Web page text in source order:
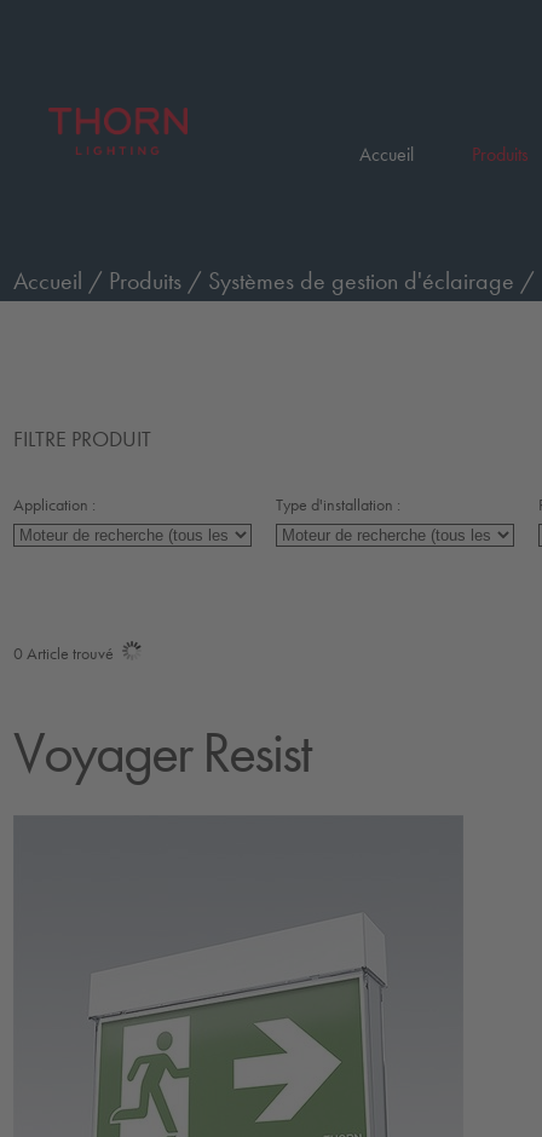
Accueil Produits
Accueil / Produits / Systèmes de gestion d'éclairage /
FILTRE PRODUIT
Application : Type d'installation :
0 Article trouvé
Voyager Resist